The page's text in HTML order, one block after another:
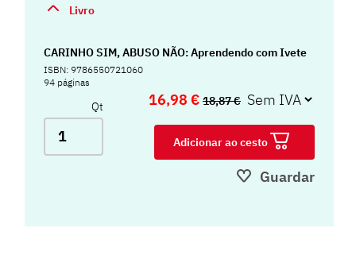
Livro
CARINHO SIM, ABUSO NÃO: Aprendendo com Ivete
ISBN: 9786550721060
94 páginas
Qt 16,98 € 18,87 €
Adicionar ao cesto
Guardar